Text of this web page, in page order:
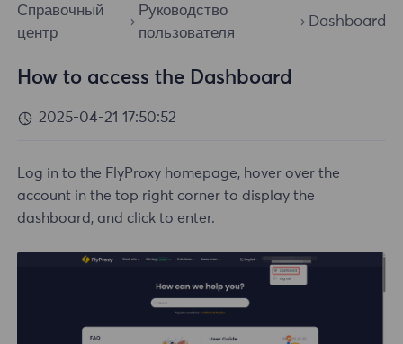
Справочный
центр
Руководство
пользователя
Dashboard
How to access the Dashboard
2025-04-21 17:50:52
Log in to the FlyProxy homepage, hover over the
account in the top right corner to display the
dashboard, and click to enter.